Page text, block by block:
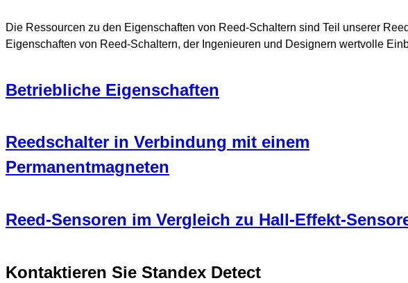
Die Ressourcen zu den Eigenschaften von Reed-Schaltern sind Teil unserer
Eigenschaften von Reed-Schaltern, der Ingenieuren und Designern wertvolle
Betriebliche Eigenschaften
Reedschalter in Verbindung mit einem
Permanentmagneten
Reed-Sensoren im Vergleich zu Hall-Effekt-
Kontaktieren Sie Standex Detect